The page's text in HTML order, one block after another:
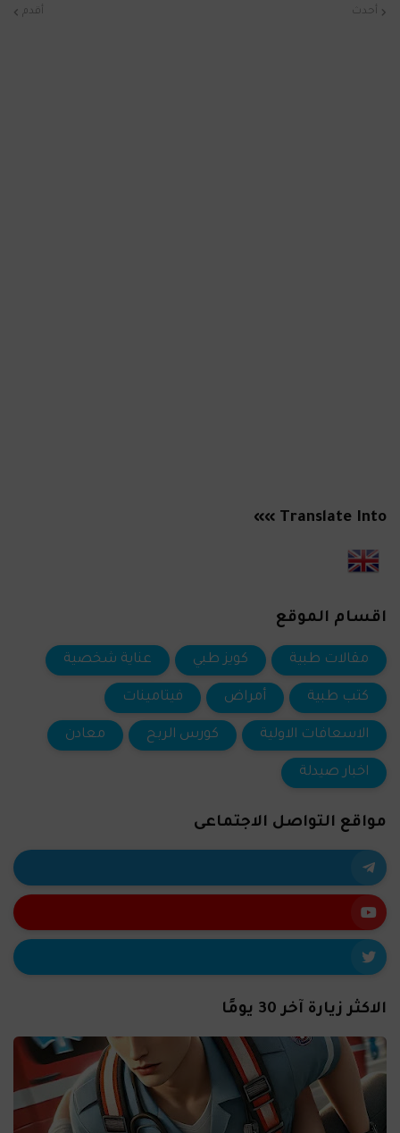
أحدث أقدم
Translate Into »»
اقسام الموقع
مقالات طبية كويز طبي عناية شخصية
كتب طبية أمراض فيتامينات
الاسعافات الاولية كورس الربح معادن
اخبار صيدلة
مواقع التواصل الاجتماعى
الاكثر زيارة آخر 30 يومًا